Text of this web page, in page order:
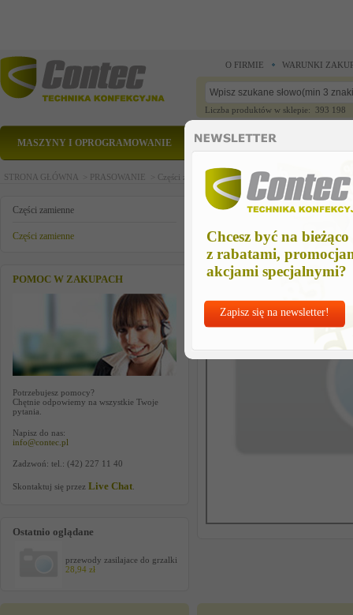
Chcesz być na bieżąco
z rabatami,
akcjami specjalnymi?
Zapisz się na newsletter!
O FIRMIE WARUNKI
Liczba produktów w sklepie: 393 198
MASZYNY I OPROGRAMOWANIE CZĘŚCI ZAMIENNE
STRONA GŁÓWNA > PRASOWANIE > Części zamienne >Części zamienne > przewody
Części zamienne
Części zamienne
POMOC W ZAKUPACH
Potrzebujesz pomocy?
Chętnie odpowiemy na wszystkie Twoje
pytania.
Napisz do nas:
info@contec.pl
Zadzwoń: tel.: (42) 227 11 40
Skontaktuj się przez Live Chat
Ostatnio oglądane
przewody zasilajace do grzalki
28,94 zł
przewody zasilajace do grzalki